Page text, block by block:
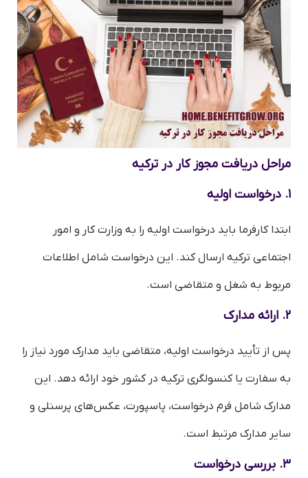
مراحل دریافت مجوز کار در ترکیه
۱. درخواست اولیه
ابتدا کارفرما باید درخواست اولیه را به وزارت کار و امور
اجتماعی ترکیه ارسال کند. این درخواست شامل اطلاعات
مربوط به شغل و متقاضی است.
۲. ارائه مدارک
پس از تأیید درخواست اولیه، متقاضی باید مدارک مورد نیاز را
به سفارت یا کنسولگری ترکیه در کشور خود ارائه دهد. این
مدارک شامل فرم درخواست، پاسپورت، عکس‌های پرسنلی و
سایر مدارک مرتبط است.
۳. بررسی درخواست